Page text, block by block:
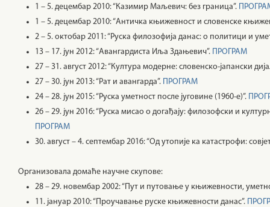
1 – 5. децембар 2010: “Казимир Маљевич: без граница”.
1 – 5. децембар 2010: “Античка књижевност и словенске
2 – 5. октобар 2011: “Руска филозофија данас: о политици и
13 – 17. јун 2012: “Авангардиста Иља Здањевич”. ПРОГРАМ
27 – 31. август 2012: “Култура модерне: словенско-јапански
27 – 30. јун 2013: “Рат и авангарда”. ПРОГРАМ
24 – 28. јун 2015: “Руска уметност после југовине (1960-е)”.
26 – 29. јун 2016: “Руска мисао о догађају: филозофски и
ПРОГРАМ
30. август – 4. септембар 2016: “Од утопије ка катастрофи:
Организовала домаће научне скупове:
28 – 29. новембар 2002: “Пут и путовање у књижевности,
11. јануар 2010: “Проучавање руске књижевности данас”.